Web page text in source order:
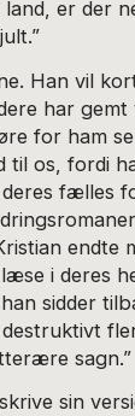
er der
Han vil
har
for ham
til os, fordi
fælles
endte
i deres
sidder
sagn.”
sin